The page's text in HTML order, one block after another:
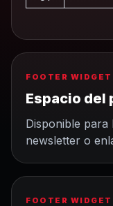
FOOTER WIDGET
Espacio del
Disponible
newsletter o
FOOTER